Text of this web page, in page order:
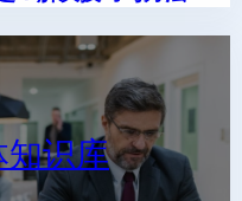
知识库